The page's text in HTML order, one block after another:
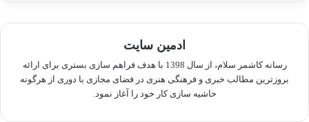
ادمین سایت
رسانه کاشمر سلام، از سال 1398 با هدف فراهم سازی بستری برای ارائه
بروزترین مطالب خبری و فرهنگی هنری در فضای مجازی با دوری از هرگونه
حاشیه سازی کار خود را آغاز نمود.